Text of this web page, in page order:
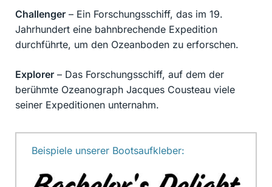
Challenger – Ein Forschungsschiff, das im 19.
Jahrhundert eine bahnbrechende Expedition
durchführte, um den Ozeanboden zu erforschen.
Explorer – Das Forschungsschiff, auf dem der
berühmte Ozeanograph Jacques Cousteau viele
seiner Expeditionen unternahm.
Beispiele unserer Bootsaufkleber: